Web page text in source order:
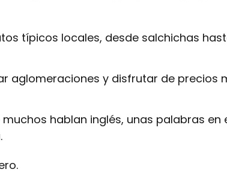
típicos locales, desde salchichas
aglomeraciones y disfrutar de precios
muchos hablan inglés, unas palabras en